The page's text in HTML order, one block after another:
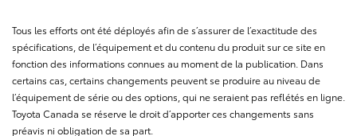
Tous les efforts ont été déployés afin de s’assurer de l’exactitude des
spécifications, de l’équipement et du contenu du produit sur ce site en
fonction des informations connues au moment de la publication. Dans
certains cas, certains changements peuvent se produire au niveau de
l’équipement de série ou des options, qui ne seraient pas reflétés en ligne.
Toyota Canada se réserve le droit d’apporter ces changements sans
préavis ni obligation de sa part.